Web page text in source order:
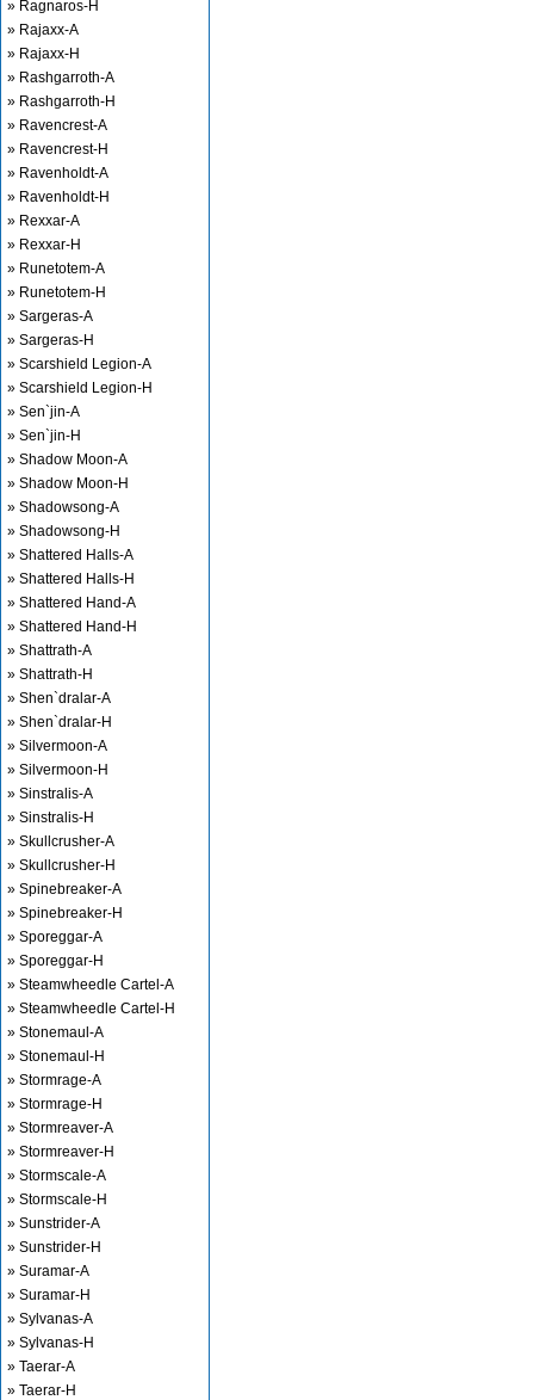
» Ragnaros-H
» Rajaxx-A
» Rajaxx-H
» Rashgarroth-A
» Rashgarroth-H
» Ravencrest-A
» Ravencrest-H
» Ravenholdt-A
» Ravenholdt-H
» Rexxar-A
» Rexxar-H
» Runetotem-A
» Runetotem-H
» Sargeras-A
» Sargeras-H
» Scarshield Legion-A
» Scarshield Legion-H
» Sen`jin-A
» Sen`jin-H
» Shadow Moon-A
» Shadow Moon-H
» Shadowsong-A
» Shadowsong-H
» Shattered Halls-A
» Shattered Halls-H
» Shattered Hand-A
» Shattered Hand-H
» Shattrath-A
» Shattrath-H
» Shen`dralar-A
» Shen`dralar-H
» Silvermoon-A
» Silvermoon-H
» Sinstralis-A
» Sinstralis-H
» Skullcrusher-A
» Skullcrusher-H
» Spinebreaker-A
» Spinebreaker-H
» Sporeggar-A
» Sporeggar-H
» Steamwheedle Cartel-A
» Steamwheedle Cartel-H
» Stonemaul-A
» Stonemaul-H
» Stormrage-A
» Stormrage-H
» Stormreaver-A
» Stormreaver-H
» Stormscale-A
» Stormscale-H
» Sunstrider-A
» Sunstrider-H
» Suramar-A
» Suramar-H
» Sylvanas-A
» Sylvanas-H
» Taerar-A
» Taerar-H